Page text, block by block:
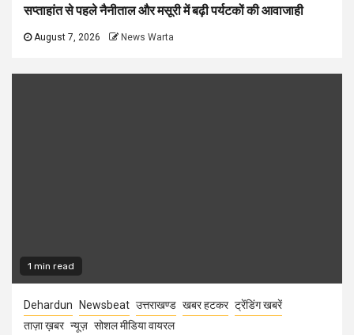
सप्ताहांत से पहले नैनीताल और मसूरी में बढ़ी पर्यटकों की आवाजाही
August 7, 2026 News Warta
1 min read
Dehardun Newsbeat उत्तराखण्ड खबर हटकर ट्रेंडिंग खबरें
ताज़ा ख़बर न्यूज़ सोशल मीडिया वायरल